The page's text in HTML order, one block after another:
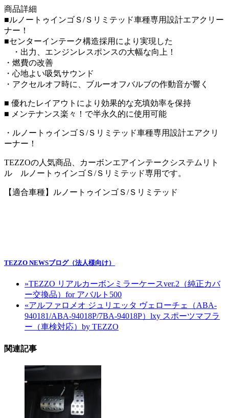
商品詳細
■ルノートゥインゴＳ/Ｓリミテッド車種専用設計エアクリー
ナー！
■センターインテーク構造採用により実現した
・出力、エンジンレスポンスの大幅な向上！
・燃費の改善
・心地よい吸気サウンド
・アクセルオフ時に、ブルーオフバルブの作動音が響く
■ 優れたレイアウトにより効果的な充填効率を保持
■ メンテナンス楽々！で半永久的に使用可能
・ルノートゥインゴＳ/Ｓリミテッド車種専用設計エアクリ
ーナー！
TEZZOの人気商品、カーボンエアインテークシステムリト
ル ルノートゥインゴＳ/Ｓリミテッド専用です。
【適合車種】ルノートゥインゴＳ/Ｓリミテッド
TEZZO NEWSブログ（法人様向け）
»TEZZO リアルカーボンミラーケースver.2（純正カバ
ー交換品）for アバルト500
«アルファロメオ ジュリエッタ ヴェローチェ（ABA-
940181/ABA-94018P/7BA-94018P）lxy スポーツマフラ
ー（車検対応）by TEZZO
関連記事